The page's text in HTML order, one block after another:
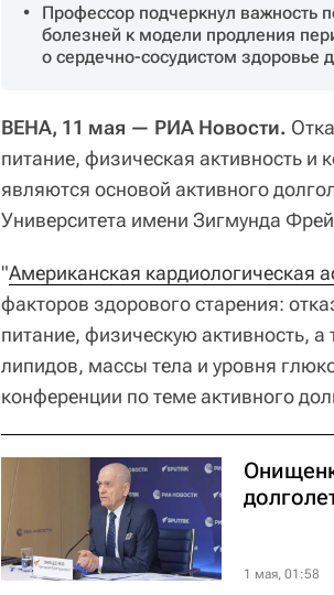
Профессор подчеркнул важность
болезней к модели продления
о сердечно-сосудистом здоровье
ВЕНА, 11 мая — РИА Новости.
питание, физическая активность и
являются основой активного
Университета имени Зигмунда
"Американская кардиологическая
факторов здорового старения:
питание, физическую активность,
липидов, массы тела и уровня
конференции по теме активного
1 мая, 01:58